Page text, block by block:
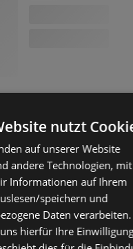
nutzt
auf unserer Website
andere Technologien, mit
Informationen auf Ihrem
speichern und
Daten verarbeiten.
hierfür Ihre